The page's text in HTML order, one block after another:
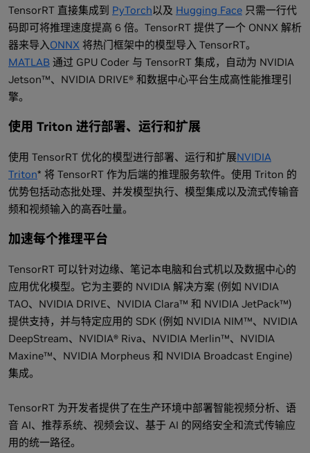
TensorRT 直接集成到 PyTorch以及 Hugging Face 只需一行代
码即可将推理速度提高 6 倍。TensorRT 提供了一个 ONNX 解析
器来导入ONNX 将热门框架中的模型导入 TensorRT。
MATLAB 通过 GPU Coder 与 TensorRT 集成，自动为 NVIDIA
Jetson™、NVIDIA DRIVE® 和数据中心平台生成高性能推理引
擎。
使用 Triton 进行部署、运行和扩展
使用 TensorRT 优化的模型进行部署、运行和扩展NVIDIA
Triton* 将 TensorRT 作为后端的推理服务软件。使用 Triton 的
优势包括动态批处理、并发模型执行、模型集成以及流式传输音
频和视频输入的高吞吐量。
加速每个推理平台
TensorRT 可以针对边缘、笔记本电脑和台式机以及数据中心的
应用优化模型。它为主要的 NVIDIA 解决方案 (例如 NVIDIA
TAO、NVIDIA DRIVE、NVIDIA Clara™ 和 NVIDIA JetPack™)
提供支持，并与特定应用的 SDK (例如 NVIDIA NIM™、NVIDIA
DeepStream、NVIDIA® Riva、NVIDIA Merlin™、NVIDIA
Maxine™、NVIDIA Morpheus 和 NVIDIA Broadcast Engine)
集成。
TensorRT 为开发者提供了在生产环境中部署智能视频分析、语
音 AI、推荐系统、视频会议、基于 AI 的网络安全和流式传输应
用的统一路径。